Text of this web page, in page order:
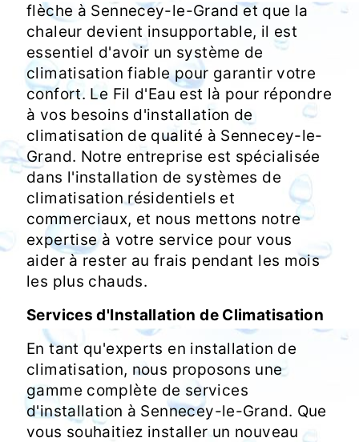
flèche à Sennecey-le-Grand et que la
chaleur devient insupportable, il est
essentiel d'avoir un système de
climatisation fiable pour garantir votre
confort. Le Fil d'Eau est là pour répondre
à vos besoins d'installation de
climatisation de qualité à Sennecey-le-
Grand. Notre entreprise est spécialisée
dans l'installation de systèmes de
climatisation résidentiels et
commerciaux, et nous mettons notre
expertise à votre service pour vous
aider à rester au frais pendant les mois
les plus chauds.
Services d'Installation de Climatisation
En tant qu'experts en installation de
climatisation, nous proposons une
gamme complète de services
d'installation à Sennecey-le-Grand. Que
vous souhaitiez installer un nouveau